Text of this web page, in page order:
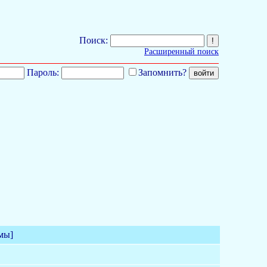
Поиск:
Расширенный поиск
Пароль: Запомнить?